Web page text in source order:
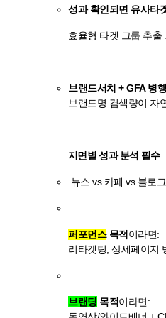
성과 확인되면 유사타
효율형 타겟 그룹 추출
브랜드서치 + GFA 병행
브랜드명 검색량이 자
지면별 성과 분석 필수
뉴스 vs 카페 vs 블로
퍼포먼스목적 이라면:
리타겟팅, 상세페이지
브랜딩 목적이라면: